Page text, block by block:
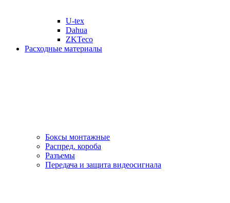
U-tex
Dahua
ZKTeco
Расходные материалы
Боксы монтажные
Распред. короба
Разъемы
Передача и защита видеосигнала